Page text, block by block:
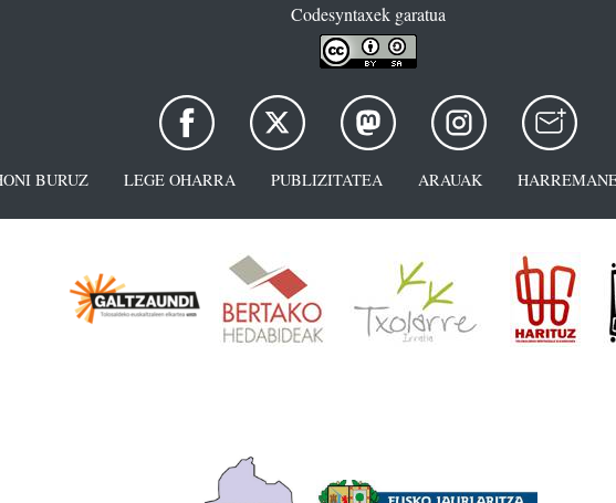
Codesyntaxek garatua
BURUZ LEGE OHARRA PUBLIZITATEA ARAUAK